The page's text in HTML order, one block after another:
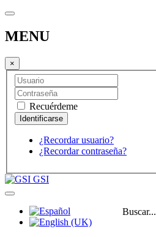
MENU
×
Recuérdeme
¿Recordar usuario?
¿Recordar contraseña?
GSI
Buscar...